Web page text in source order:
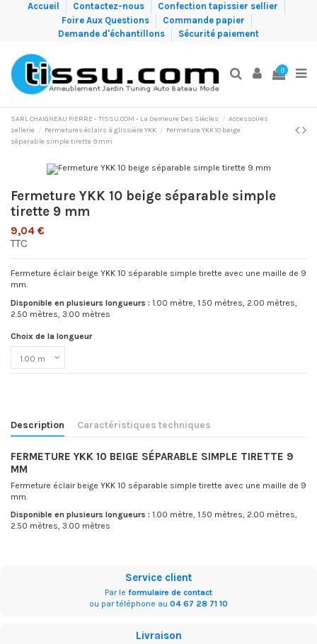
Accueil Contactez-nous
Confection tapissier sellier
Foire Aux Questions
Commande papier
Demande d'échantillons
Sécurité paiement
0
SARL CHAIGNEAU PIERRE - TISSU.COM - La Demeure Des Siècles
Accessoires
sellerie
Fermetures éclairs à glissière YKK
Fermeture YKK 10 beige
séparable simple tirette 9 mm
Fermeture YKK 10 beige séparable simple
tirette 9 mm
9,04 €
TTC
Fermeture éclair beige YKK 10 séparable simple tirette avec une maille de 9
mm.
Disponible en plusieurs longueurs : 1.00 mètre, 1.50 mètres, 2.00 mètres,
2.50 mètres, 3.00 mètres
Choix de la longueur
Description Caractéristiques techniques
FERMETURE YKK 10 BEIGE SÉPARABLE SIMPLE TIRETTE 9
MM
Fermeture éclair beige YKK 10 séparable simple tirette avec une maille de 9
mm.
Disponible en plusieurs longueurs : 1.00 mètre, 1.50 mètres, 2.00 mètres,
2.50 mètres, 3.00 mètres
Service client
Par le formulaire de contact
ou par téléphone au 04 67 28 71 10
Livraison